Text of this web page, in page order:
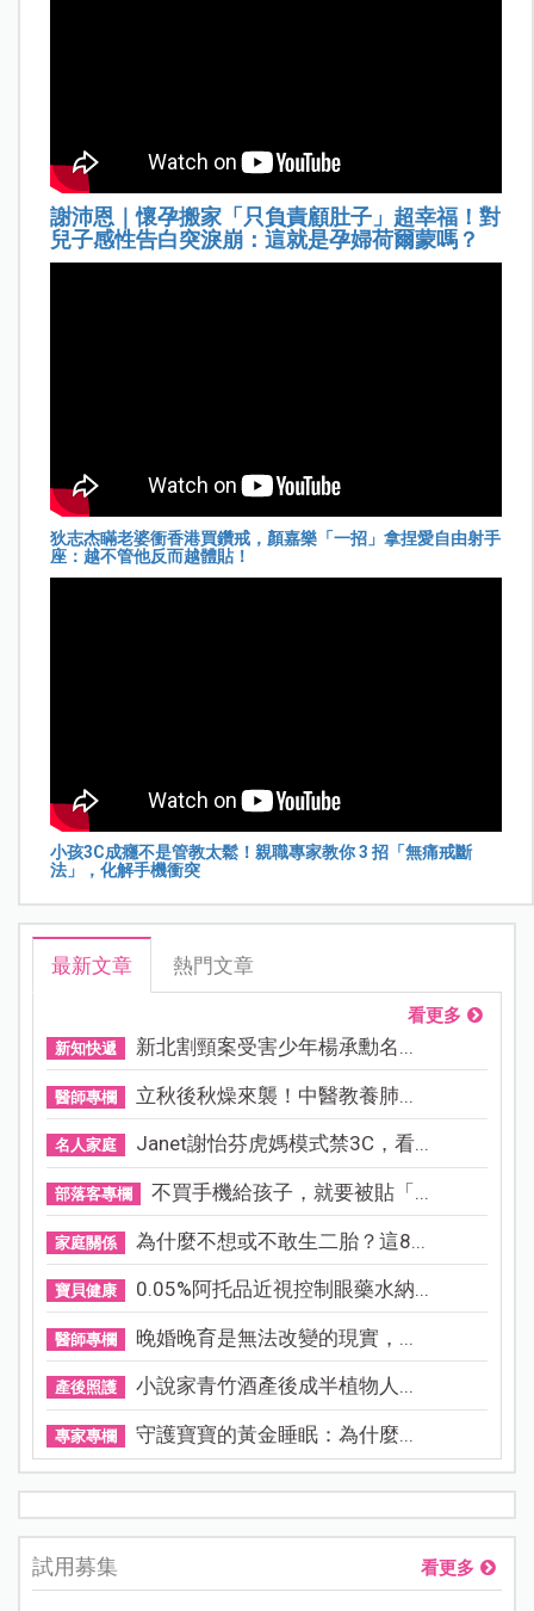
謝沛恩｜懷孕搬家「只負責顧肚子」超幸福！對
兒子感性告白突淚崩：這就是孕婦荷爾蒙嗎？
狄志杰瞞老婆衝香港買鑽戒，顏嘉樂「一招」拿捏愛自由射手
座：越不管他反而越體貼！
小孩3C成癮不是管教太鬆！親職專家教你 3 招「無痛戒斷
法」，化解手機衝突
最新文章 熱門文章
看更多
新知快遞 新北割頸案受害少年楊承勳名...
醫師專欄 立秋後秋燥來襲！中醫教養肺...
名人家庭 Janet謝怡芬虎媽模式禁3C，看...
部落客專欄 不買手機給孩子，就要被貼「...
家庭關係 為什麼不想或不敢生二胎？這8...
寶貝健康 0.05%阿托品近視控制眼藥水納...
醫師專欄 晚婚晚育是無法改變的現實，...
產後照護 小說家青竹酒產後成半植物人...
專家專欄 守護寶寶的黃金睡眠：為什麼...
試用募集 看更多